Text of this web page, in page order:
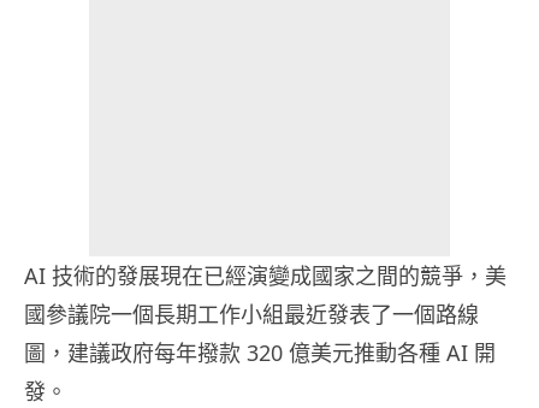
AI 技術的發展現在已經演變成國家之間的競爭，美
國參議院一個長期工作小組最近發表了一個路線
圖，建議政府每年撥款 320 億美元推動各種 AI 開
發。